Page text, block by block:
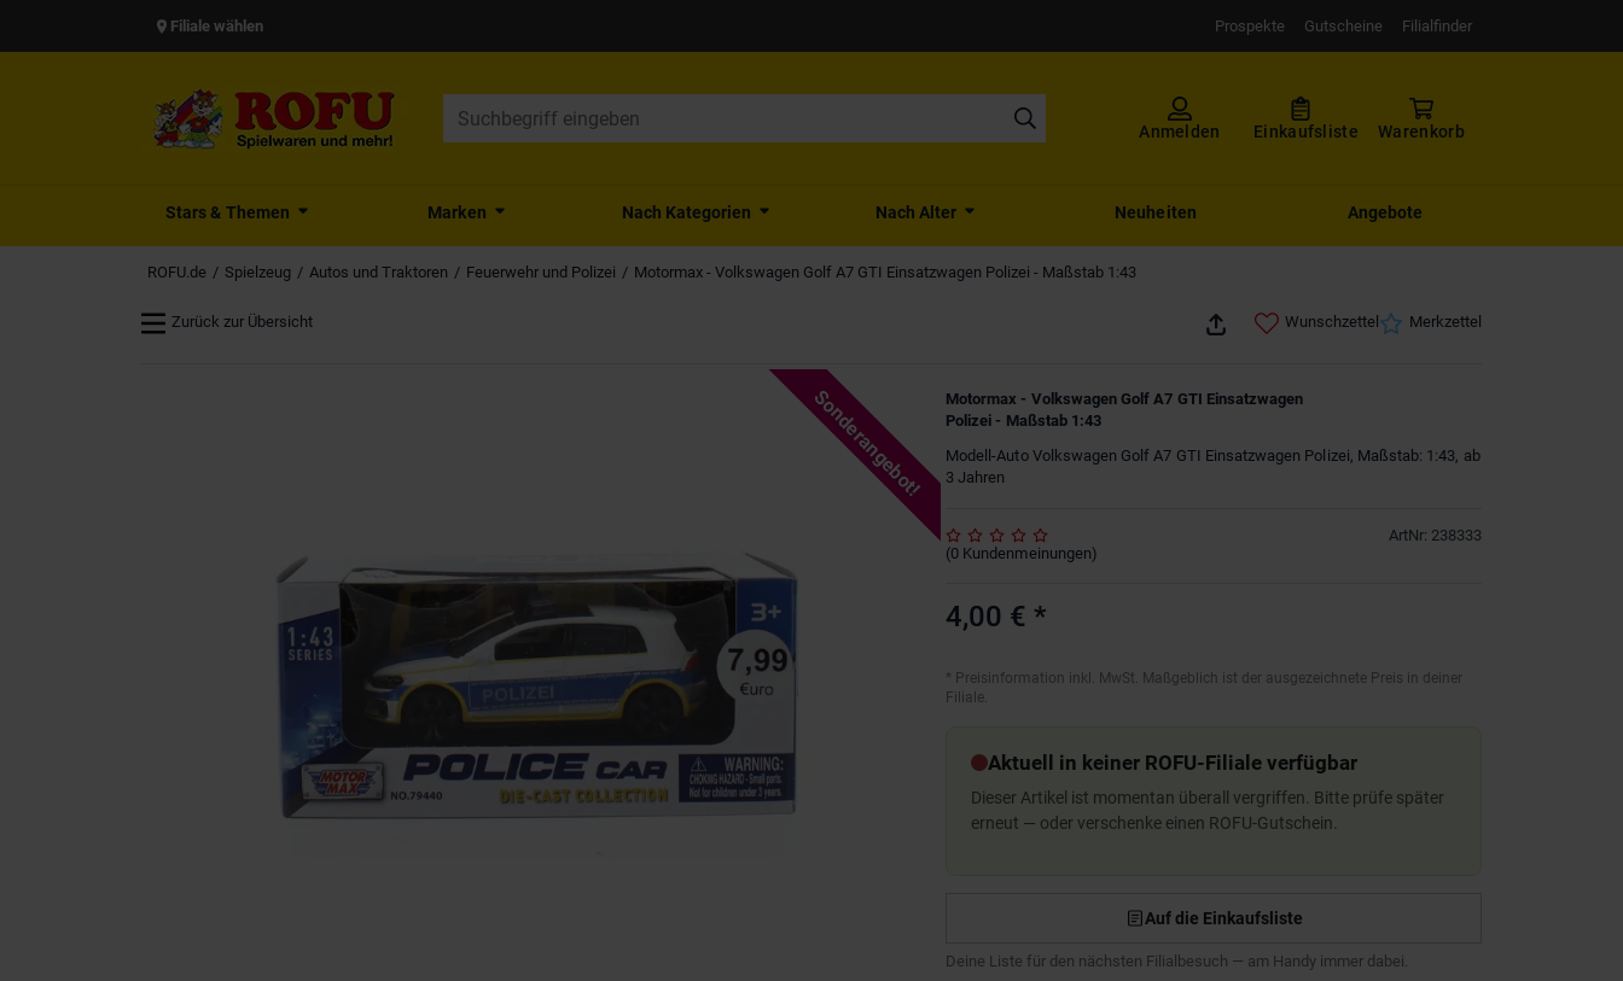
Filiale wählen Prospekte Gutscheine Filialfinder
Anmelden Einkaufsliste Warenkorb
Stars & Themen Marken Nach Kategorien Nach Alter Neuheiten Angebote
ROFU.de Spielzeug Autos und Traktoren Feuerwehr und Polizei Motormax - Volkswagen Golf A7 GTI Einsatzwagen Polizei - Maßstab 1:43
Zurück zur Übersicht Wunschzettel Merkzettel
Sonderangebot!
Motormax - Volkswagen Golf A7 GTI Einsatzwagen
Polizei - Maßstab 1:43
Modell-Auto Volkswagen Golf A7 GTI Einsatzwagen Polizei, Maßstab: 1:43, ab
3 Jahren
ArtNr: 238333
(0 Kundenmeinungen)
4,00 € *
* Preisinformation inkl. MwSt. Maßgeblich ist der ausgezeichnete Preis in deiner
Filiale.
Aktuell in keiner ROFU-Filiale verfügbar
Dieser Artikel ist momentan überall vergriffen. Bitte prüfe später
erneut — oder verschenke einen ROFU-Gutschein.
Auf die Einkaufsliste
Deine Liste für den nächsten Filialbesuch — am Handy immer dabei.